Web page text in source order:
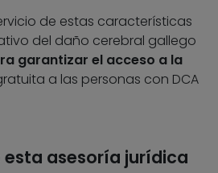
de estas características
del daño cerebral gallego
garantizar el acceso a la
a las personas con DCA
esta asesoría jurídica